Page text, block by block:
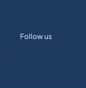
Follow us